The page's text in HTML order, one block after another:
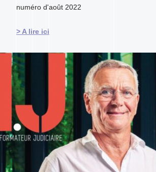
numéro d'août 2022
> A lire ici